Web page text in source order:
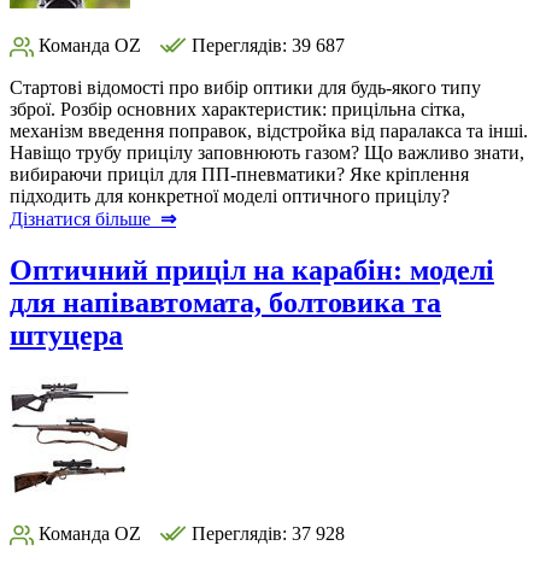
Команда OZ Переглядів: 39 687
Стартові відомості про вибір оптики для будь-якого типу
зброї. Розбір основних характеристик: прицільна сітка,
механізм введення поправок, відстройка від паралакса та інші.
Навіщо трубу прицілу заповнюють газом? Що важливо знати,
вибираючи приціл для ПП-пневматики? Яке кріплення
підходить для конкретної моделі оптичного прицілу?
Дізнатися більше ⇒
Оптичний приціл на карабін: моделі
для напівавтомата, болтовика та
штуцера
Команда OZ Переглядів: 37 928